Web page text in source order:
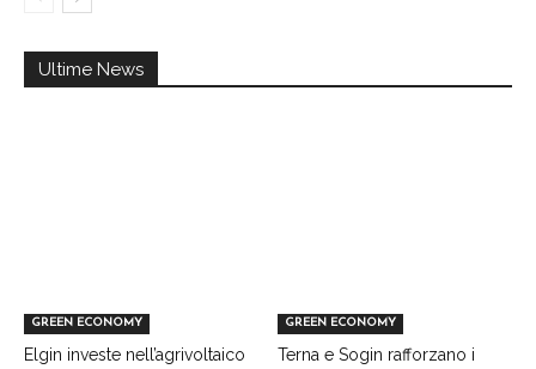
Ultime News
GREEN ECONOMY
Elgin investe nell’agrivoltaico
GREEN ECONOMY
Terna e Sogin rafforzano i